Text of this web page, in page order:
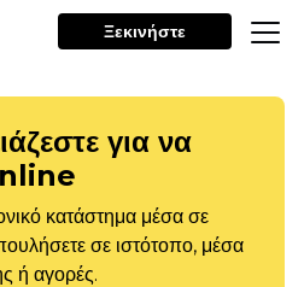
Ξεκινήστε
για να
κατάστημα μέσα σε
σε ιστότοπο, μέσα
ή αγορές.